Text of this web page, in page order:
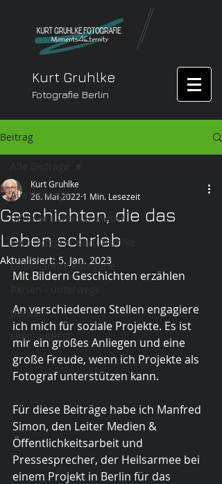
Kurt Gruhlke
Fotografie Berlin
Beitrag
Alle Beiträge
Berliner Lübarser Motive
Eventfotograf Kurt Gruhlke
Unbenannte Kategorie
Berlin
FREIE ARBEIT
Geschichten, die das
Leben schrieb
Kurt Gruhlke
26. Mai 2022 1 Min. Lesezeit
Aktualisiert: 5. Jan. 2023
Mit Bildern Geschichten erzählen
An verschiedenen Stellen engagiere
ich mich für soziale Projekte. Es ist
mir ein großes Anliegen und eine
große Freude, wenn ich Projekte als
Fotograf unterstützen kann.
Für diese Beiträge habe ich Manfred
Simon, den Leiter Medien &
Öffentlichkeitsarbeit und
Pressesprecher, der Heilsarmee bei
einem Projekt in Berlin für das